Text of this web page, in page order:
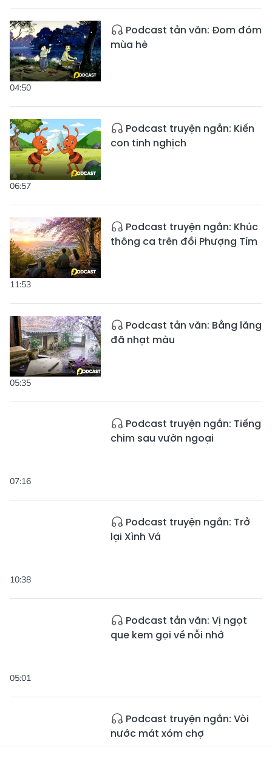
04:50
Podcast tản văn: Đom đóm
mùa hè
06:57
Podcast truyện ngắn: Kiến
con tinh nghịch
11:53
Podcast truyện ngắn: Khúc
thông ca trên đồi Phượng Tím
05:35
Podcast tản văn: Bằng lăng
đã nhạt màu
07:16
Podcast truyện ngắn: Tiếng
chim sau vườn ngoại
10:38
Podcast truyện ngắn: Trở
lại Xình Vá
05:01
Podcast tản văn: Vị ngọt
que kem gọi về nỗi nhớ
Podcast truyện ngắn: Vòi
nước mát xóm chợ